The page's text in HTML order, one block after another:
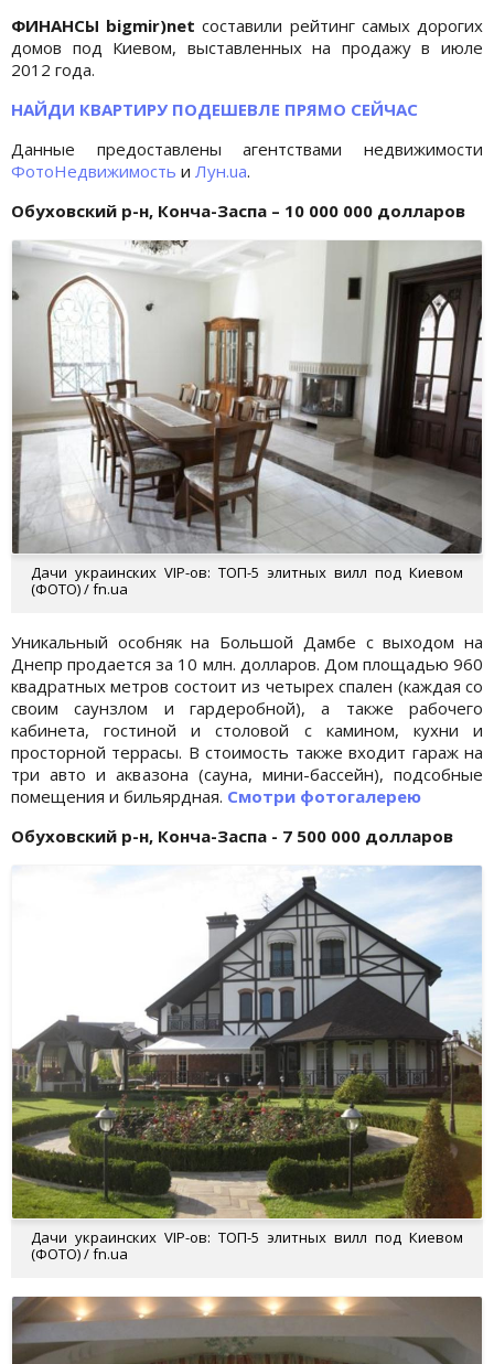
ФИНАНСЫ bigmir)net составили рейтинг самых дорогих
домов под Киевом, выставленных на продажу в июле
2012 года.
НАЙДИ КВАРТИРУ ПОДЕШЕВЛЕ ПРЯМО СЕЙЧАС
Данные предоставлены агентствами недвижимости
ФотоНедвижимость и Лун.ua.
Обуховский р-н, Конча-Заспа – 10 000 000 долларов
Дачи украинских VIP-ов: ТОП-5 элитных вилл под Киевом
(ФОТО) / fn.ua
Уникальный особняк на Большой Дамбе с выходом на
Днепр продается за 10 млн. долларов. Дом площадью 960
квадратных метров состоит из четырех спален (каждая со
своим саунзлом и гардеробной), а также рабочего
кабинета, гостиной и столовой с камином, кухни и
просторной террасы. В стоимость также входит гараж на
три авто и аквазона (сауна, мини-бассейн), подсобные
помещения и бильярдная. Смотри фотогалерею
Обуховский р-н, Конча-Заспа - 7 500 000 долларов
Дачи украинских VIP-ов: ТОП-5 элитных вилл под Киевом
(ФОТО) / fn.ua